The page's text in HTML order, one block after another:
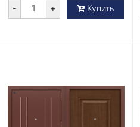
- + Купить